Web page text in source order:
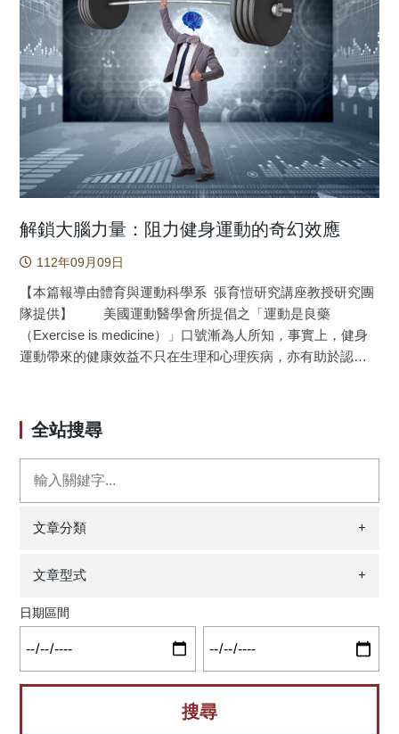
並提升制定與執行計劃的效率。那麼，什麼樣的運動方式最
有效呢？研究發現，每週至少進行三次，每次持續60分鐘或
更短時間的中等至高強度有氧運動(如走路、跑步、騎自行車)
效果最佳，且最好持續13週以上，可以獲得最大效益。有趣
的是，研究還發現，不同年齡的憂鬱症患者從運動中獲得的
效益也不同，其中又以中年人(45至59歲)從運動中獲得的執行
功能改善最為明顯。這可能代表著，針對不同年齡段的人
群，可能需要制定更精確的運動建議。 實際應用 如果
您或您的親友們飽受憂鬱症困擾，不妨將健身運動納入日常
地增加強度，直到達到中高強度。此外，記得堅持每週三
於改善執行功能！看完這篇文章的朋友，趕快手刀運動起
來，讓有氧運動成為您抵抗因憂鬱症而造成執行功能下降的
好方法吧！ 原文出處： Ren, F. F., Alderman, B. L., Wang,
W. G., Chen, F. T., Zhou, W. S., Zong, W. J., Liang, W. M., &
Chang, Y. K. (2023). Effects of exercise training on executive
Medicine, 53(9), 1765-1788. https://doi.org/10.1007/s40279-
023-01869-2
現與神經電生理指標變化之影響。研究團隊不僅首次證實相
同運動量之運動處方，可促進中高齡不同AD風險者類似程度
之抑制能力與注意力資源投入，亦為實際場域規劃促進認知
功能客製化健身運動課程，提供實證研究之依據。 臺
灣2025年邁入超高齡社會人口結構之際，亦將面對失智症罹
病率增加浪潮之來襲。其中，阿茲海默氏症（Alzheimer’s
disease, AD）為最常見之退化性失智症類型，約佔60-80%失
智症患者人口。目前學界認為E型載脂肪蛋白基因（APOE,
Apolipoprotein E Gene）與AD罹患率有高度關聯性；相較無
因型態者未來罹患AD風險高4-15倍。有鑑於目前尚無有效且
者（如帶有APOEε4等位基因型態者）認知功能，進而延緩
AD發生與進展，已成為社會大眾與學界關注之焦點。 生
活形態中之健身運動（例如，單次20分鐘中等強度有氧健身
運動）已被證實可有效促進高階認知功能，例如計畫
（planning）、抑制（inhibition），以及工作記憶（working
究相對較少。目前張教授研究團隊之研究已顯示，相同運動
量之運動處方，對中高齡不同AD風險者的「計劃能力」有相
同的正面效益。然而，考量高階認知功能含括不同類型，故
有其必要進一步釐清其對其它高階認知功能類型之影響。有
鑒於此，本研究進一步利用腦神經電波中事件關聯電位
（event-related brain potentials, ERP），藉由變化運動強度
之不同運動處方，對中高齡不同AD風險者「抑制能力」行為
型態者共51位，以平衡順序方式進行3種相同運動量之單次運
高強度）與控制情境介入，並於介入結束後利用Stroop測驗檢
測參與者抑制行為表現與測驗期間ERP指標（如P3）變化。
地促進Stroop反應速度與增加P3振幅（amplitude）（如圖
解鎖大腦力量：阻力健身運動的奇幻效應
112年09月09日
【本篇報導由體育與運動科學系 張育愷研究講座教授研究團
隊提供】 美國運動醫學會所提倡之「運動是良藥
（Exercise is medicine）」口號漸為人所知，事實上，健身
運動帶來的健康效益不只在生理和心理疾病，亦有助於認知
規律參與身體活動獲得認知功能效益，並進一步指出單次參
與健身運動（acute exercise，亦稱急性健身運動）就有效
果。「單次見效」固然吸引人，但具體應該如何進行？研究
團隊即聚焦阻力健身運動，針對當中的健身運動強度和執行
功能（高階認知功能）面向進行系統性文獻回顧，期能提供
實務操作之參考。 執行功能為一種高階的認知功能，與
成就和社交關係等，更是成功老化的重要指標。執行功能的
體能不受內在傾向或外在干擾的影響，作出適當選擇的能
的訊息，以供應目標工作需求的能力；認知彈性（cognitive
換或修正觀點和模式等，以因應當前情境的能力。 過去
研究指出，阻力健身運動為有助促進執行功能之健身運動型
全站搜尋
文章分類 +
文章型式 +
日期區間